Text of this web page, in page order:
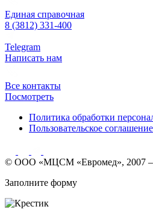
Единая справочная
8 (3812) 331-400
Telegram
Написать нам
Все контакты
Посмотреть
Политика обработки
Пользовательское соглашение
© ООО «МЦСМ «Евромед», 2007 –
Заполните форму